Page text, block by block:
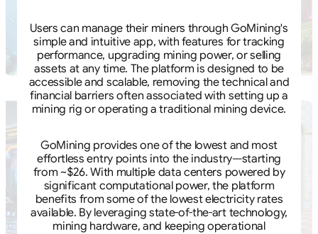
Users can manage their miners through GoMining's
simple and intuitive app, with features for tracking
performance, upgrading mining power, or selling
assets at any time. The platform is designed to be
accessible and scalable, removing the technical and
financial barriers often associated with setting up a
mining rig or operating a traditional mining device.
GoMining provides one of the lowest and most
effortless entry points into the industry—starting
from ~$26. With multiple data centers powered by
significant computational power, the platform
benefits from some of the lowest electricity rates
available. By leveraging state-of-the-art technology,
mining hardware, and keeping operational